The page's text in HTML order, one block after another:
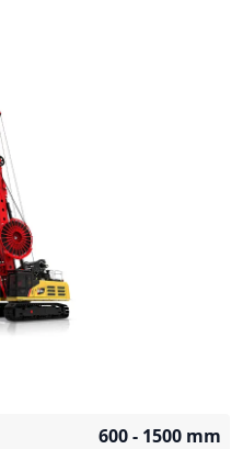
600 - 1500 mm